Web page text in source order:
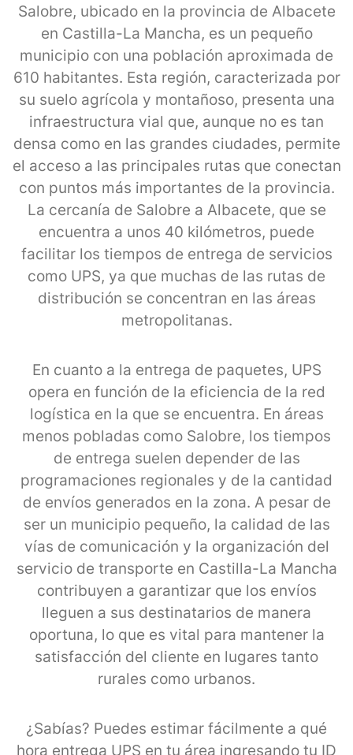
Salobre, ubicado en la provincia de Albacete
en Castilla-La Mancha, es un pequeño
municipio con una población aproximada de
610 habitantes. Esta región, caracterizada por
su suelo agrícola y montañoso, presenta una
infraestructura vial que, aunque no es tan
densa como en las grandes ciudades, permite
el acceso a las principales rutas que conectan
con puntos más importantes de la provincia.
La cercanía de Salobre a Albacete, que se
encuentra a unos 40 kilómetros, puede
facilitar los tiempos de entrega de servicios
como UPS, ya que muchas de las rutas de
distribución se concentran en las áreas
metropolitanas.
En cuanto a la entrega de paquetes, UPS
opera en función de la eficiencia de la red
logística en la que se encuentra. En áreas
menos pobladas como Salobre, los tiempos
de entrega suelen depender de las
programaciones regionales y de la cantidad
de envíos generados en la zona. A pesar de
ser un municipio pequeño, la calidad de las
vías de comunicación y la organización del
servicio de transporte en Castilla-La Mancha
contribuyen a garantizar que los envíos
lleguen a sus destinatarios de manera
oportuna, lo que es vital para mantener la
satisfacción del cliente en lugares tanto
rurales como urbanos.
¿Sabías? Puedes estimar fácilmente a qué
hora entrega UPS en tu área ingresando tu ID